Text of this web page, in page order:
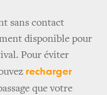
sans contact
disponible pour
Pour éviter
recharger
que votre